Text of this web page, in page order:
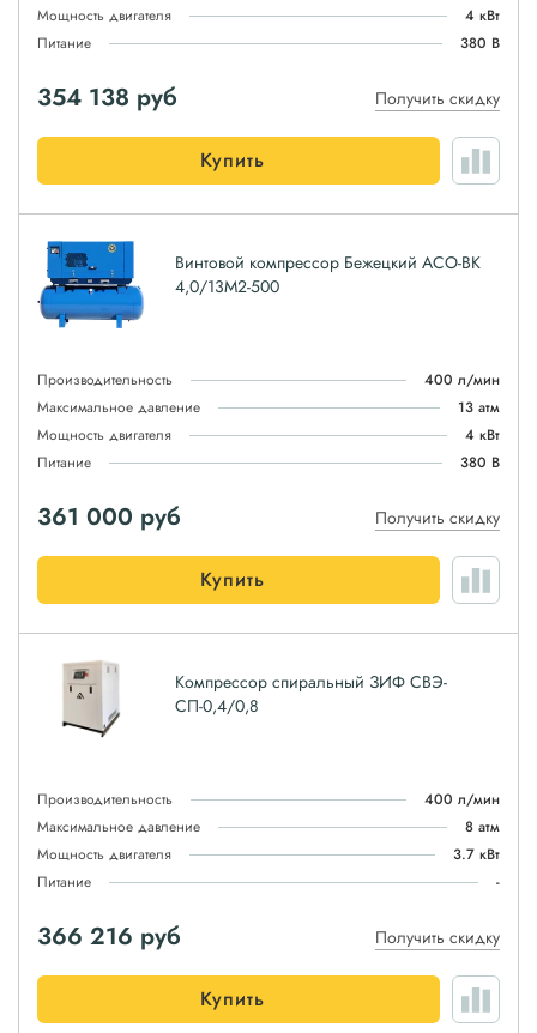
Мощность двигателя
4 кВт
Питание
380 В
354 138 руб Получить скидку
Купить
Винтовой компрессор Бежецкий АСО-ВК
4,0/13М2-500
Производительность
400 л/мин
Максимальное давление
13 атм
Мощность двигателя
4 кВт
Питание
380 В
361 000 руб Получить скидку
Купить
Компрессор спиральный ЗИФ СВЭ-
СП-0,4/0,8
Производительность
400 л/мин
Максимальное давление
8 атм
Мощность двигателя
3.7 кВт
Питание
-
366 216 руб Получить скидку
Купить